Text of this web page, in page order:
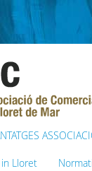
Lloret